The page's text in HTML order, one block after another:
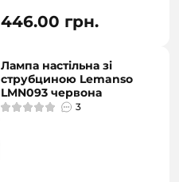
446.00 грн.
Лампа настільна зі
струбциною Lemanso
LMN093 червона
3